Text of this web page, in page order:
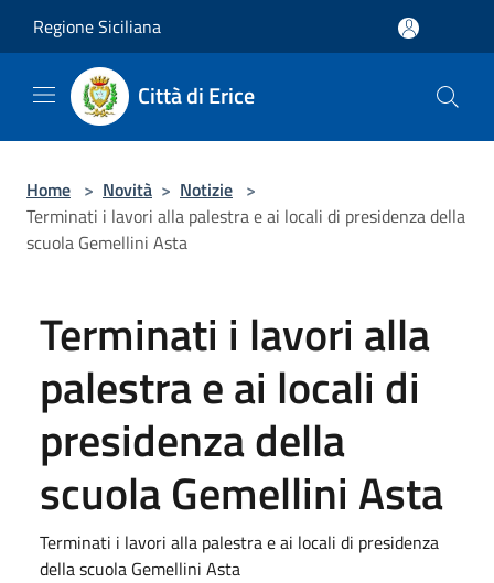
Regione Siciliana
Città di Erice
Home > Novità > Notizie >
Terminati i lavori alla palestra e ai locali di presidenza della
scuola Gemellini Asta
Terminati i lavori alla
palestra e ai locali di
presidenza della
scuola Gemellini Asta
Terminati i lavori alla palestra e ai locali di presidenza
della scuola Gemellini Asta